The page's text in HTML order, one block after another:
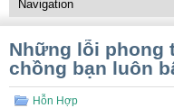
Những lỗi phong
chồng bạn luôn
Hỗn Hợp